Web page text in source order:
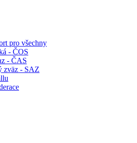
pro všechny
- ČOS
- ČAS
zväz - SAZ